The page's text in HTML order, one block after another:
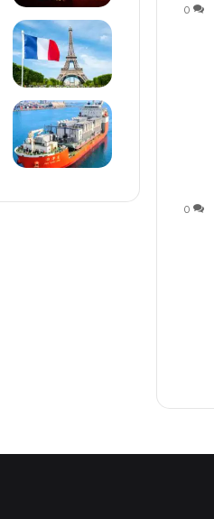
0
0